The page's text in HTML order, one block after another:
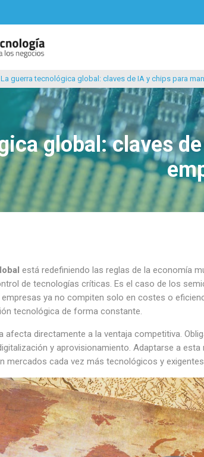
La guerra tecnológica global: claves de IA y chips para
global: claves
está redefiniendo las reglas de la economía
de tecnologías críticas. Es el caso de los
ya no compiten solo en costes o
tecnológica de forma constante.
afecta directamente a la ventaja competitiva.
y aprovisionamiento. Adaptarse a
mercados cada vez más tecnológicos y